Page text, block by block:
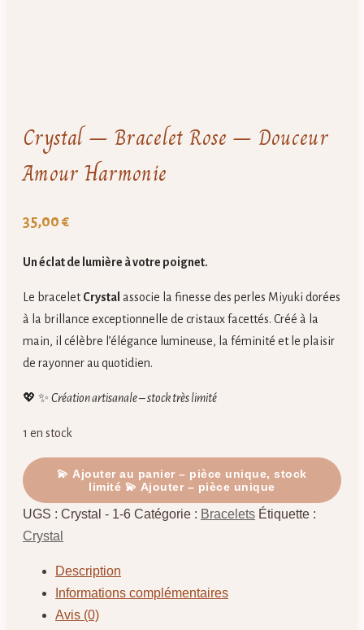
Crystal – Bracelet Rose – Douceur
Amour Harmonie
35,00 €
Un éclat de lumière à votre poignet.
Le braceletCrystal associe la finesse des perles Miyuki dorées
à la brillance exceptionnelle de cristaux facettés. Créé à la
main, il célèbre l’élégance lumineuse, la féminité et le plaisir
de rayonner au quotidien.
💖 ✨ Création artisanale – stock très limité
1 en stock
quantité
de
Crystal
–
Rose
Douceur
💫 Ajouter au panier – pièce unique, stock
limité
UGS : Crystal - 1-6 Catégorie : Bracelets Étiquette :
Crystal
Description
Informations complémentaires
Avis (0)